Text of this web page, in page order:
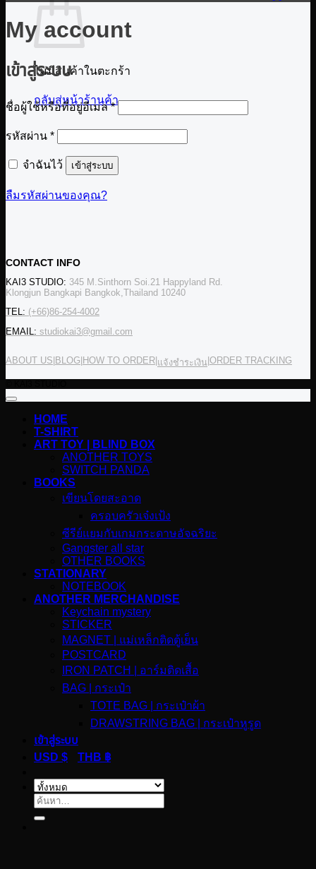
ไม่มีสินค้าในตะกร้า
กลับสู่หน้าร้านค้า
My account
เข้าสู่ระบบ
ชื่อผู้ใช้หรือที่อยู่อีเมล*ต้องการ
รหัสผ่าน *ต้องการ
จำฉันไว้ เข้าสู่ระบบ
ลืมรหัสผ่านของคุณ?
CONTACT INFO
KAI3 STUDIO: 345 M.Sinthorn Soi.21 Happyland Rd.
Klongjun Bangkapi Bangkok,Thailand 10240
TEL: (+66)86-254-4002
EMAIL: studiokai3@gmail.com
ABOUT US BLOG HOW TO ORDER แจ้งชำระเงิน ORDER TRACKING
HOME
T-SHIRT
ART TOY | BLIND BOX
ANOTHER TOYS
SWITCH PANDA
BOOKS
เขียนโดยสะอาด
ครอบครัวเจ๋งเป้ง
ซีรีย์แยมกับเกมกระดาษอัจฉริยะ
Gangster all star
OTHER BOOKS
STATIONARY
NOTEBOOK
ANOTHER MERCHANDISE
Keychain mystery
STICKER
MAGNET | แม่เหล็กติดตู้เย็น
POSTCARD
IRON PATCH | อาร์มติดเสื้อ
BAG | กระเป๋า
TOTE BAG | กระเป๋าผ้า
DRAWSTRING BAG | กระเป๋าหูรูด
เข้าสู่ระบบ
USD $
THB ฿
ค้นหา: